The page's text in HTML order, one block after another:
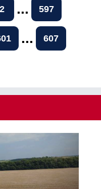
2 ... 597
... 607